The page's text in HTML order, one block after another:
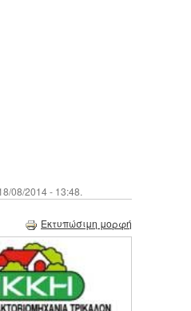
08/2014 - 13:48.
Εκτυπώσιμη μορφή